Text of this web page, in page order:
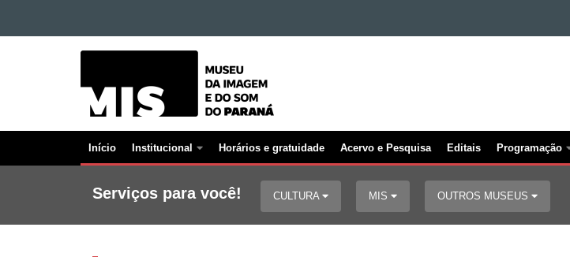
Mapa do site
MUSEU
IMAGEM
E
DO
SOM
Navegação
Principal
Início Institucional Horários e gratuidade Acervo e Pesquisa Editais Programação
Serviços para você! CULTURA MIS OUTROS MUSEUS